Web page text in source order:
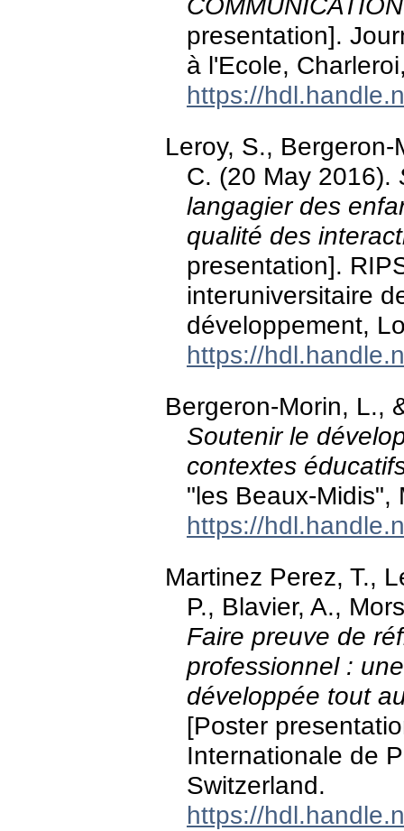
presentation].
à l'Ecole,
https://
Leroy, S.,
C. (20 May 2016).
langagier des
qualité des
presentation].
interuniversitaire
développement,
https://
Bergeron-Morin, L.,
Soutenir le
contextes
"les Beaux-Midis",
https://
Martinez Perez, T.,
P., Blavier, A.,
Faire preuve de
professionnel :
développée tout
[Poster
Internationale de
Switzerland.
https://